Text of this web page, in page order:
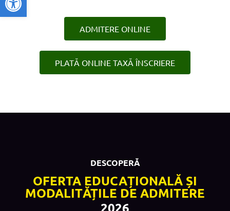
ADMITERE ONLINE
PLATĂ ONLINE TAXĂ ÎNSCRIERE
DESCOPERĂ
OFERTA EDUCAȚIONALĂ ȘI
MODALITĂȚILE DE ADMITERE
2026